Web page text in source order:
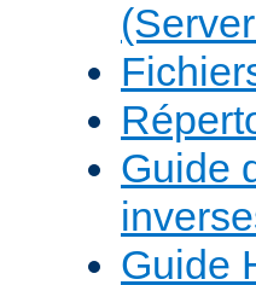
Guide
Guide